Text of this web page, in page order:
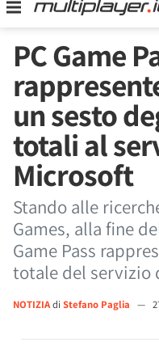
PC Game
un sesto
totali al
Microsoft
Stando alle
Games, alla fine
Game Pass
totale del servizio
NOTIZIAdi Stefano Paglia —